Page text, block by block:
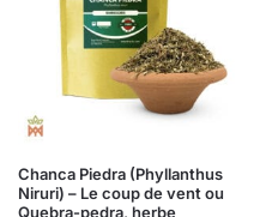
Chanca Piedra (Phyllanthus
Niruri) – Le coup de vent ou
Quebra-pedra, herbe